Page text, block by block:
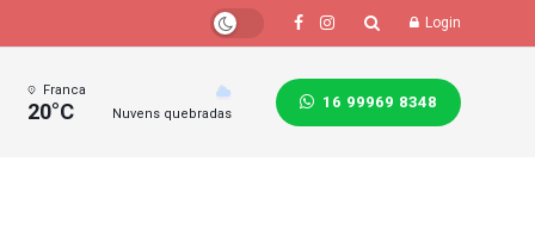
Login
Franca
20°C Nuvens quebradas
16 99969 8348